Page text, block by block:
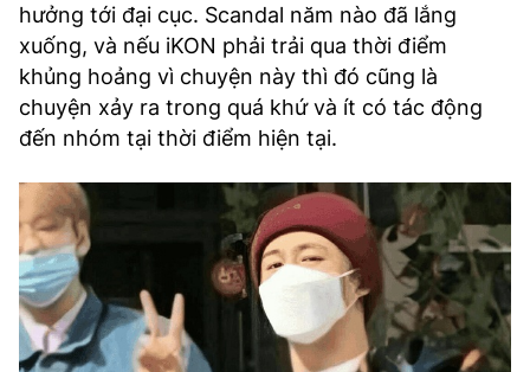
hưởng tới đại cục. Scandal năm nào đã lắng
xuống, và nếu iKON phải trải qua thời điểm
khủng hoảng vì chuyện này thì đó cũng là
chuyện xảy ra trong quá khứ và ít có tác động
đến nhóm tại thời điểm hiện tại.